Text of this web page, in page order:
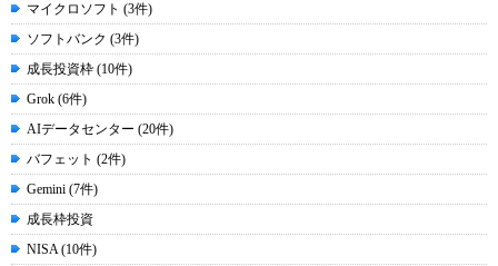
マイクロソフト (3件)
ソフトバンク (3件)
成長投資枠 (10件)
Grok (6件)
AIデータセンター (20件)
バフェット (2件)
Gemini (7件)
成長枠投資
NISA (10件)